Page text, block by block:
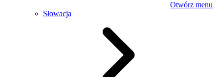
Otwórz menu
Słowacja